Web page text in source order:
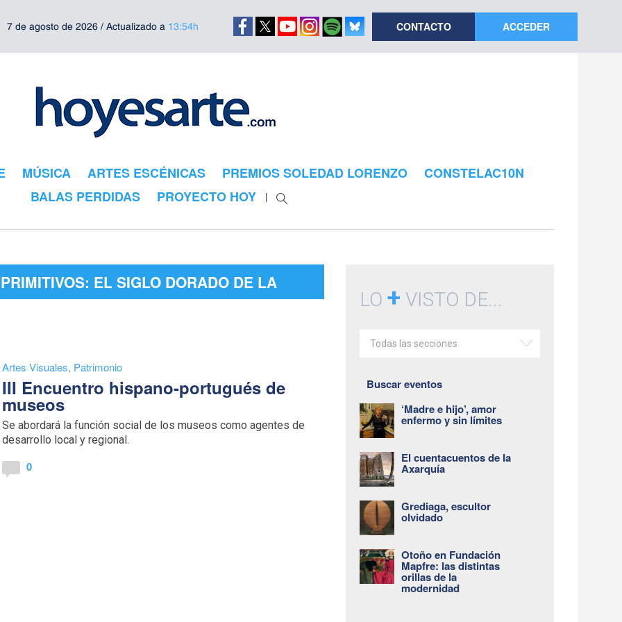
7 de agosto de 2026 / Actualizado a 13:54h CONTACTO ACCEDER
MÚSICA ARTES ESCÉNICAS PREMIOS SOLEDAD LORENZO
CONSTELAC10N
BALAS PERDIDAS
PROYECTO HOY
EL SIGLO DORADO DE LA
Artes Visuales, Patrimonio
III Encuentro hispano-portugués de
museos
Se abordará la función social de los museos como agentes de
desarrollo local y regional.
0
LO+ VISTO DE...
Todas las secciones
Buscar eventos
‘Madre e hijo’, amor
enfermo y sin límites
El cuentacuentos de la
Axarquía
Grediaga, escultor
olvidado
Otoño en Fundación
Mapfre: las distintas
orillas de la
modernidad